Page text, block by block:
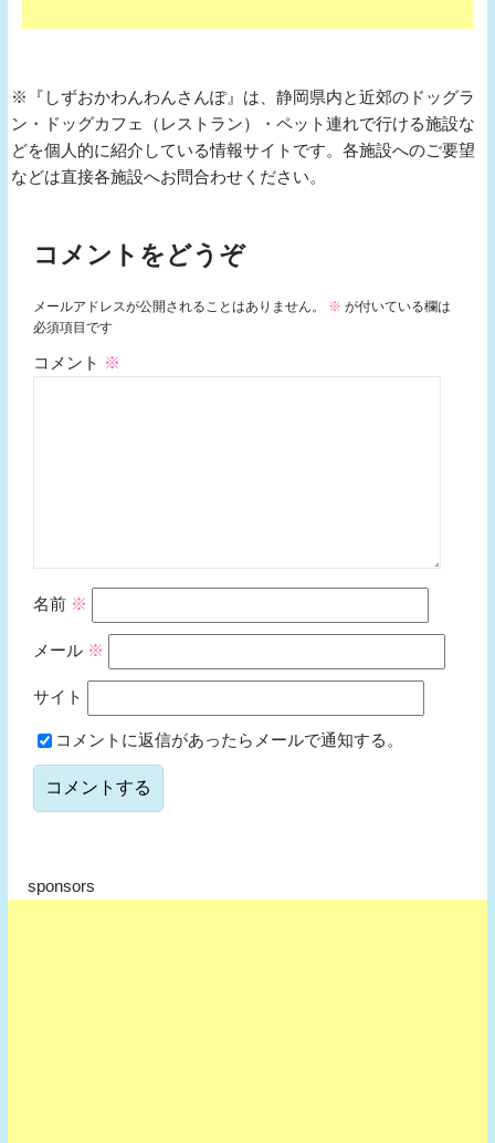
※『しずおかわんわんさんぽ』は、静岡県内と近郊のドッグラ
ン・ドッグカフェ（レストラン）・ペット連れで行ける施設な
どを個人的に紹介している情報サイトです。各施設へのご要望
などは直接各施設へお問合わせください。
コメントをどうぞ
メールアドレスが公開されることはありません。 ※ が付いている欄は
必須項目です
コメント ※
名前 ※
メール ※
サイト
コメントに返信があったらメールで通知する。
sponsors